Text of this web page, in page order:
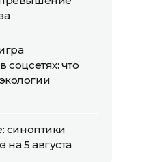
соцсетях: что
синоптики
на 5 августа